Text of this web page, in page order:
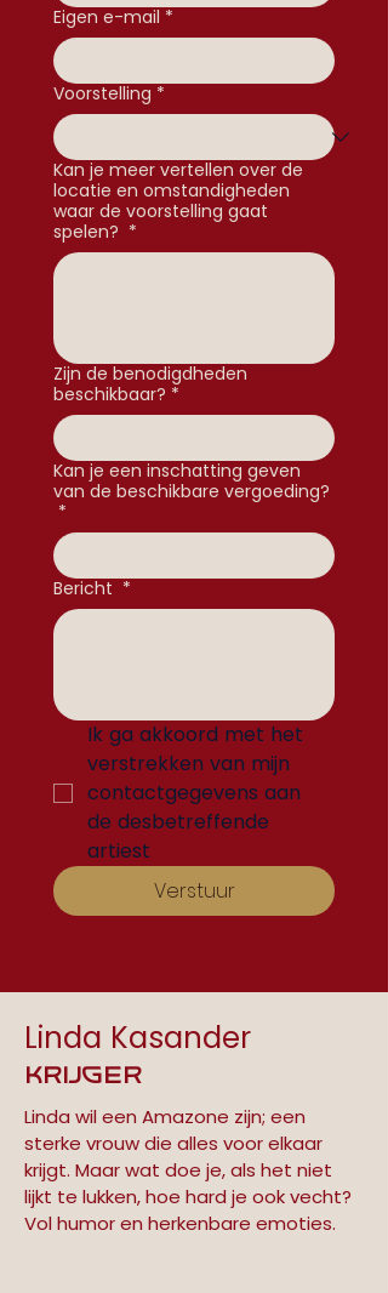
Eigen e-mail *
Voorstelling *
Kan je meer vertellen over de
locatie en omstandigheden
waar de voorstelling gaat
spelen? *
Zijn de benodigdheden
beschikbaar? *
Kan je een inschatting geven
van de beschikbare vergoeding?
*
Bericht *
Ik ga akkoord met het
verstrekken van mijn
contactgegevens aan
de desbetreffende
artiest
Verstuur
Linda Kasander
Krijger
Linda wil een Amazone zijn; een
sterke vrouw die alles voor elkaar
krijgt. Maar wat doe je, als het niet
lijkt te lukken, hoe hard je ook vecht?
Vol humor en herkenbare emoties.